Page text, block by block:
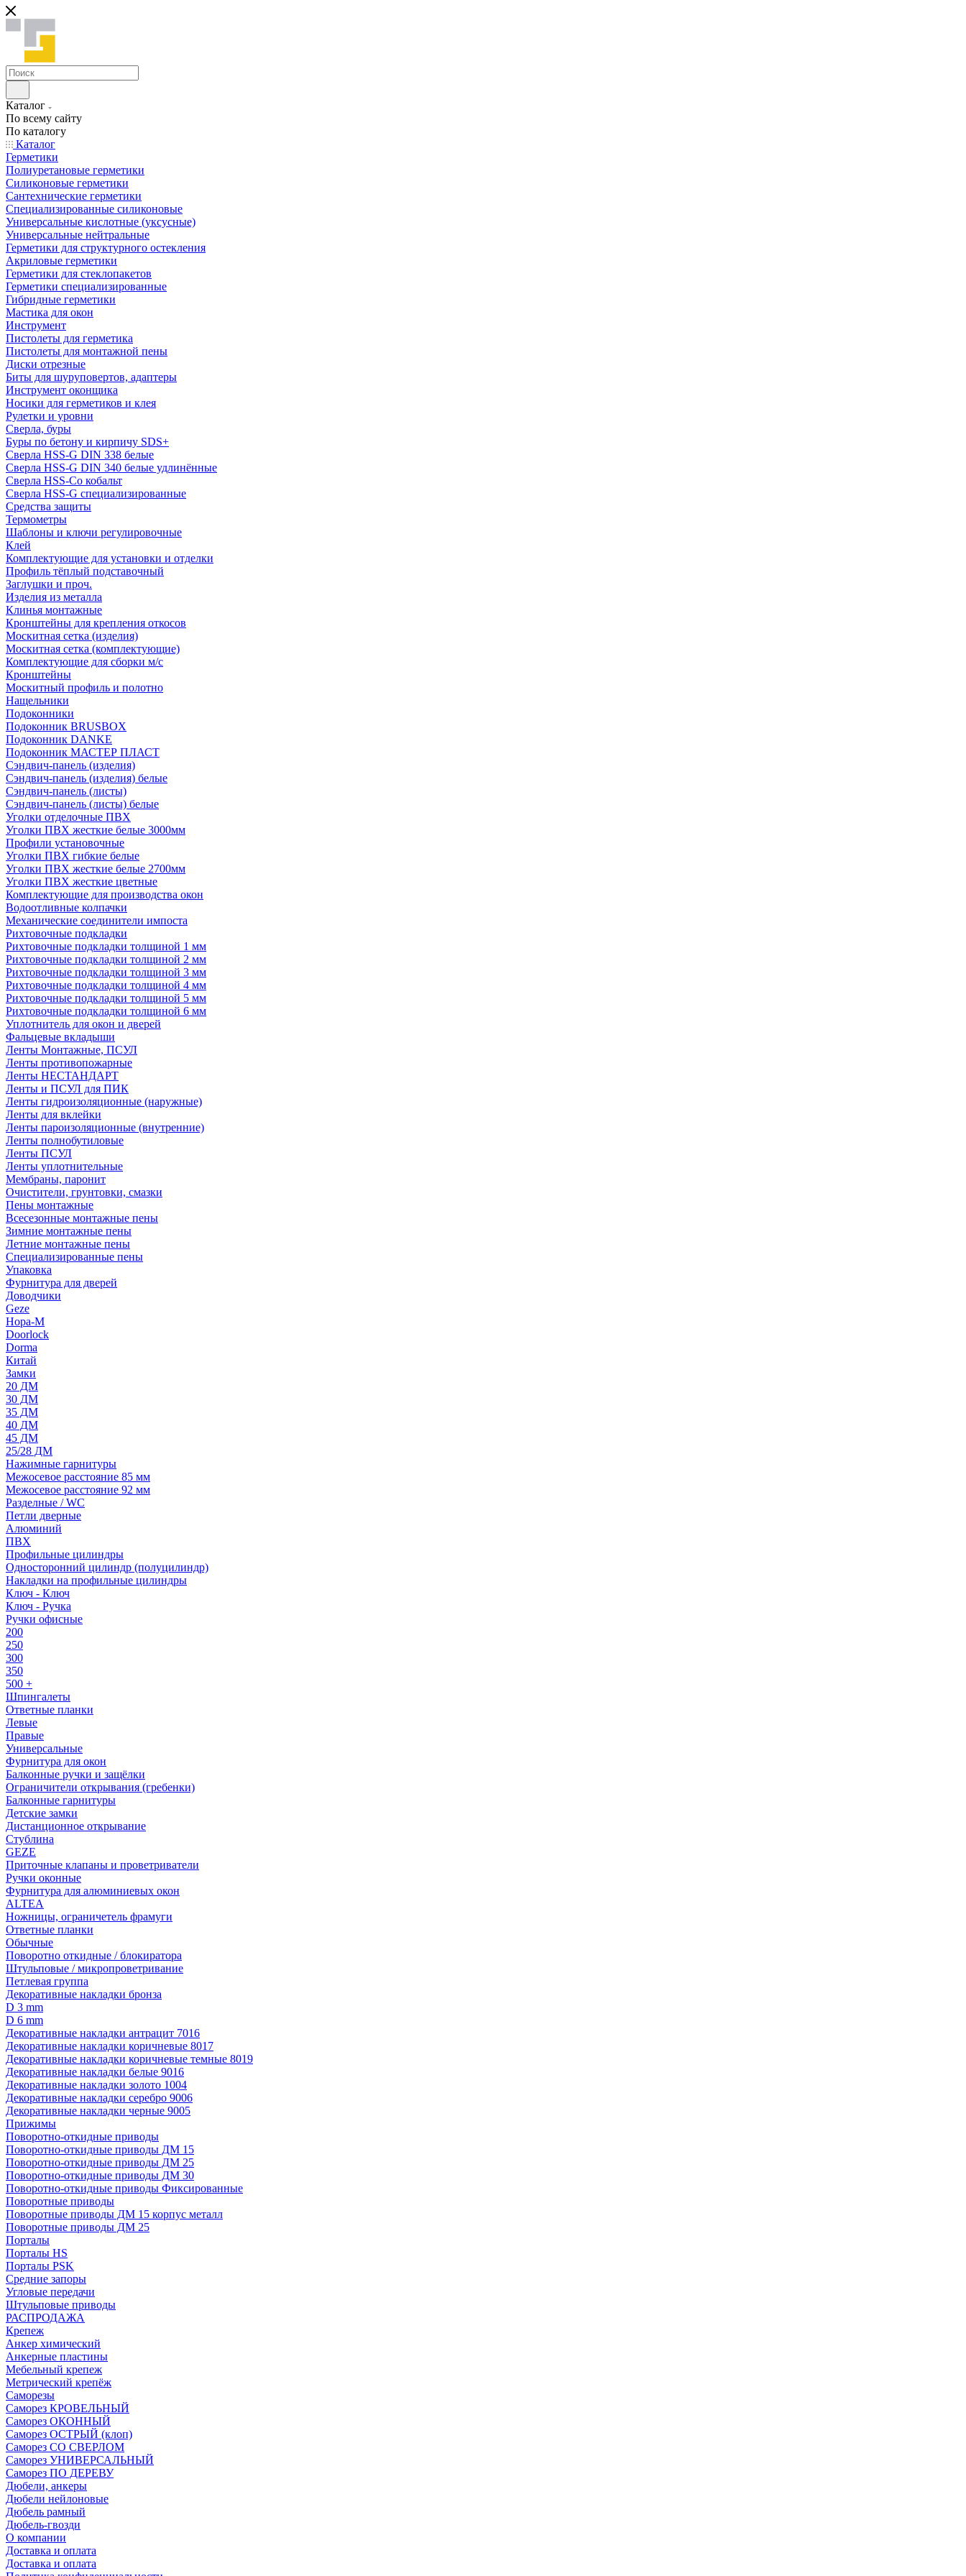
Каталог
По всему сайту
По каталогу
Каталог
Герметики
Полиуретановые герметики
Силиконовые герметики
Сантехнические герметики
Специализированные силиконовые
Универсальные кислотные (уксусные)
Универсальные нейтральные
Герметики для структурного остекления
Акриловые герметики
Герметики для стеклопакетов
Герметики специализированные
Гибридные герметики
Мастика для окон
Инструмент
Пистолеты для герметика
Пистолеты для монтажной пены
Диски отрезные
Биты для шуруповертов, адаптеры
Инструмент оконщика
Носики для герметиков и клея
Рулетки и уровни
Сверла, буры
Буры по бетону и кирпичу SDS+
Сверла HSS-G DIN 338 белые
Сверла HSS-G DIN 340 белые удлинённые
Сверла HSS-Co кобальт
Сверла HSS-G специализированные
Средства защиты
Термометры
Шаблоны и ключи регулировочные
Клей
Комплектующие для установки и отделки
Профиль тёплый подставочный
Заглушки и проч.
Изделия из металла
Клинья монтажные
Кронштейны для крепления откосов
Москитная сетка (изделия)
Москитная сетка (комплектующие)
Комплектующие для сборки м/с
Кронштейны
Москитный профиль и полотно
Нащельники
Подоконники
Подоконник BRUSBOX
Подоконник DANKE
Подоконник МАСТЕР ПЛАСТ
Сэндвич-панель (изделия)
Сэндвич-панель (изделия) белые
Сэндвич-панель (листы)
Сэндвич-панель (листы) белые
Уголки отделочные ПВХ
Уголки ПВХ жесткие белые 3000мм
Профили установочные
Уголки ПВХ гибкие белые
Уголки ПВХ жесткие белые 2700мм
Уголки ПВХ жесткие цветные
Комплектующие для производства окон
Водоотливные колпачки
Механические соединители импоста
Рихтовочные подкладки
Рихтовочные подкладки толщиной 1 мм
Рихтовочные подкладки толщиной 2 мм
Рихтовочные подкладки толщиной 3 мм
Рихтовочные подкладки толщиной 4 мм
Рихтовочные подкладки толщиной 5 мм
Рихтовочные подкладки толщиной 6 мм
Уплотнитель для окон и дверей
Фальцевые вкладыши
Ленты Монтажные, ПСУЛ
Ленты противопожарные
Ленты НЕСТАНДАРТ
Ленты и ПСУЛ для ПИК
Ленты гидроизоляционные (наружные)
Ленты для вклейки
Ленты пароизоляционные (внутренние)
Ленты полнобутиловые
Ленты ПСУЛ
Ленты уплотнительные
Мембраны, паронит
Очистители, грунтовки, смазки
Пены монтажные
Всесезонные монтажные пены
Зимние монтажные пены
Летние монтажные пены
Специализированные пены
Упаковка
Фурнитура для дверей
Доводчики
Geze
Нора-М
Doorlock
Dorma
Китай
Замки
20 ДМ
30 ДМ
35 ДМ
40 ДМ
45 ДМ
25/28 ДМ
Нажимные гарнитуры
Межосевое расстояние 85 мм
Межосевое расстояние 92 мм
Разделные / WC
Петли дверные
Алюминий
ПВХ
Профильные цилиндры
Односторонний цилиндр (полуцилиндр)
Накладки на профильные цилиндры
Ключ - Ключ
Ключ - Ручка
Ручки офисные
200
250
300
350
500 +
Шпингалеты
Ответные планки
Левые
Правые
Универсальные
Фурнитура для окон
Балконные ручки и защёлки
Ограничители открывания (гребенки)
Балконные гарнитуры
Детские замки
Дистанционное открывание
Стублина
GEZE
Приточные клапаны и проветриватели
Ручки оконные
Фурнитура для алюминиевых окон
ALTEA
Ножницы, ограничетель фрамуги
Ответные планки
Обычные
Поворотно откидные / блокиратора
Штульповые / микропроветривание
Петлевая группа
Декоративные накладки бронза
D 3 mm
D 6 mm
Декоративные накладки антрацит 7016
Декоративные накладки коричневые 8017
Декоративные накладки коричневые темные 8019
Декоративные накладки белые 9016
Декоративные накладки золото 1004
Декоративные накладки серебро 9006
Декоративные накладки черные 9005
Прижимы
Поворотно-откидные приводы
Поворотно-откидные приводы ДМ 15
Поворотно-откидные приводы ДМ 25
Поворотно-откидные приводы ДМ 30
Поворотно-откидные приводы Фиксированные
Поворотные приводы
Поворотные приводы ДМ 15 корпус металл
Поворотные приводы ДМ 25
Порталы
Порталы HS
Порталы PSK
Средние запоры
Угловые передачи
Штульповые приводы
РАСПРОДАЖА
Крепеж
Анкер химический
Анкерные пластины
Мебельный крепеж
Метрический крепёж
Саморезы
Саморез КРОВЕЛЬНЫЙ
Саморез ОКОННЫЙ
Саморез ОСТРЫЙ (клоп)
Саморез СО СВЕРЛОМ
Саморез УНИВЕРСАЛЬНЫЙ
Саморез ПО ДЕРЕВУ
Дюбели, анкеры
Дюбели нейлоновые
Дюбель рамный
Дюбель-гвозди
О компании
Доставка и оплата
Доставка и оплата